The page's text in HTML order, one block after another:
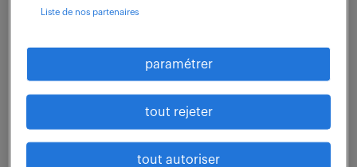
votre CV !
Boostez votre visibilité auprès de nos recruteurs
en postulant par candidature spontanée.
Liste de nos partenaires
paramétrer
tout rejeter
tout autoriser